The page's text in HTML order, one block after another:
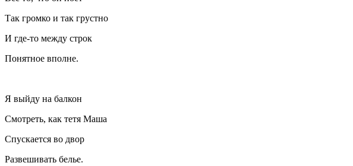
Так громко и так грустно
И где-то между строк
Понятное вполне.
Я выйду на балкон
Смотреть, как тетя Маша
Спускается во двор
Развешивать белье.